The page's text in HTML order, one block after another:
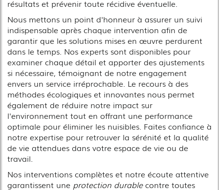
résultats et prévenir toute récidive éventuelle.
Nous mettons un point d'honneur à assurer un suivi
indispensable après chaque intervention afin de
garantir que les solutions mises en œuvre perdurent
dans le temps. Nos experts sont disponibles pour
examiner chaque détail et apporter des ajustements
si nécessaire, témoignant de notre engagement
envers un service irréprochable. Le recours à des
méthodes écologiques et innovantes nous permet
également de réduire notre impact sur
l'environnement tout en offrant une performance
optimale pour éliminer les nuisibles. Faites confiance à
notre expertise pour retrouver la sérénité et la qualité
de vie attendues dans votre espace de vie ou de
travail.
Nos interventions complètes et notre écoute attentive
garantissent une protection durablecontre toutes